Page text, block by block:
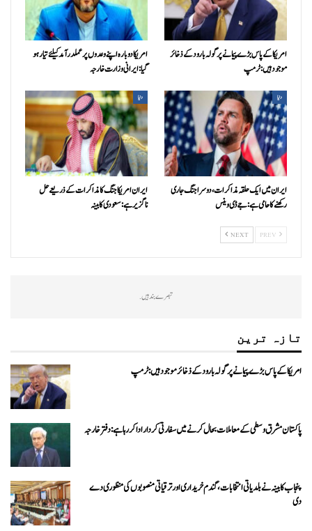
امریکا کے پاس بڑے پیمانے پر گولہ بارود کے ذخائر
موجود ہیں: ٹرمپ
امریکا دوبارہ اپنے وعدوں پر عملدرآمد کیلئے تیار ہو
گیا: ایرانی وزارت خارجہ
دنیا
ایران میں ایک حلقہ مذاکرات، دوسرا جنگ جاری
رکھنے کا حامی ہے: جے ڈی وینس
دنیا
ایران امریکا جنگ کا مذاکرات کے ذریعے حل
ناگزیر ہے: سعودی کابینہ
NEXT
تبصرے بند ہیں.
تازہ ترین
امریکا کے پاس بڑے پیمانے پر گولہ بارود کے ذخائر موجود ہیں: ٹرمپ
پاکستان مشرق وسطی کے معاملات بحال کرنے میں سفارتی کردار ادا کررہا ہے: دفتر خارجہ
پنجاب کابینہ نے بلدیاتی انتخابات، گندم خریداری اور ترقیاتی منصوبوں کی منظوری دے
دی